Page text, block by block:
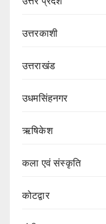
उत्तरकाशी
उत्तराखंड
उधमसिंहनगर
ऋषिकेश
कला एवं संस्कृति
कोटद्वार